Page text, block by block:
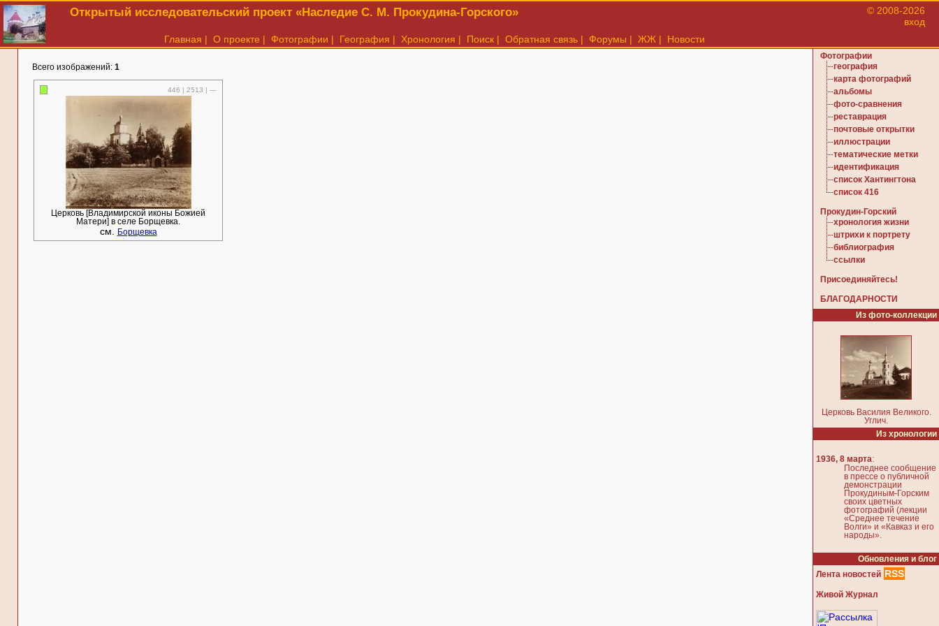
Открытый исследовательский проект «Наследие С. М. Прокудина-Горского»
© 2008-2026
вход
Главная | О проекте | Фотографии | География | Хронология | Поиск | Обратная связь | Форумы | ЖЖ | Новости
Всего изображений: 1
446 | 2513 | —
Церковь [Владимирской иконы Божией
Матери] в селе Борщевка.
см. Борщевка
Фотографии
география
карта фотографий
альбомы
фото-сравнения
реставрация
почтовые открытки
иллюстрации
тематические метки
идентификация
список Хантингтона
список 416
Прокудин-Горский
хронология жизни
штрихи к портрету
библиография
ссылки
Присоединяйтесь!
БЛАГОДАРНОСТИ
Из фото-коллекции
Церковь Василия Великого.
Углич.
Из хронологии
1936, 8 марта:
Последнее сообщение
в прессе о публичной
демонстрации
Прокудиным-Горским
своих цветных
фотографий (лекции
«Среднее течение
Волги» и «Кавказ и его
народы».
Обновления и блог
Лента новостей RSS
Живой Журнал